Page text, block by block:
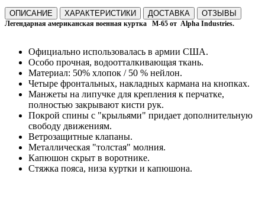
ОПИСАНИЕ ХАРАКТЕРИСТИКИ ДОСТАВКА ОТЗЫВЫ
Легендарная американская военная куртка М-65 от Alpha Industries.
Официально использовалась в армии США.
Особо прочная, водоотталкивающая ткань.
Материал: 50% хлопок / 50 % нейлон.
Четыре фронтальных, накладных кармана на кнопках.
Манжеты на липучке для крепления к перчатке,
полностью закрывают кисти рук.
Покрой спины с "крыльями" придает дополнительную
свободу движениям.
Ветрозащитные клапаны.
Металлическая "толстая" молния.
Капюшон скрыт в воротнике.
Стяжка пояса, низа куртки и капюшона.